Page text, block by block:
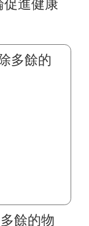
促進健康
餘的物